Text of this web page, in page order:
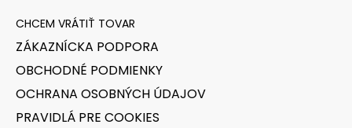
ZÁKAZNÍCKA PODPORA
OBCHODNÉ PODMIENKY
OCHRANA OSOBNÝCH ÚDAJOV
PRAVIDLÁ PRE COOKIES